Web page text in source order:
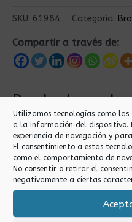
Utilizamos tecnologías como
a la información del dispositivo.
experiencia de navegación y
El consentimiento a estas
como el comportamiento de
No consentir o retirar el
negativamente a ciertas
SKU: 61984 Categoría:
Compartir a través de:
Productos